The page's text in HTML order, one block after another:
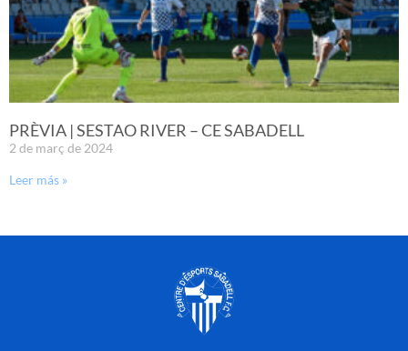
PRÈVIA | SESTAO RIVER – CE SABADELL
2 de març de 2024
Leer más »